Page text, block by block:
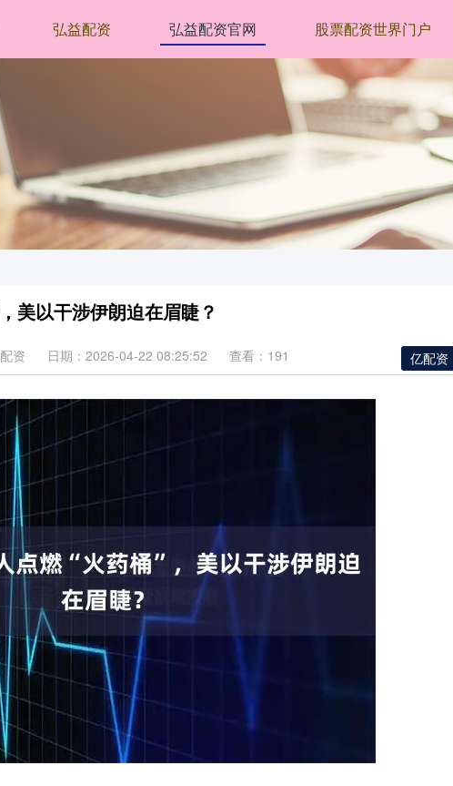
弘益配资 弘益配资官网 股票配资世界门户
美以干涉伊朗迫在眉睫？
亿配资
资 日期：2026-04-22 08:25:52 查看：191